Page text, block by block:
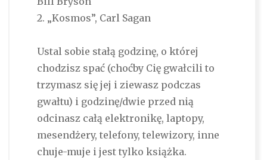
2. „Kosmos”, Carl Sagan
Ustal sobie stałą godzinę, o której
chodzisz spać (choćby Cię gwałcili to
trzymasz się jej i ziewasz podczas
gwałtu) i godzinę/dwie przed nią
odcinasz całą elektronikę, laptopy,
mesendżery, telefony, telewizory, inne
chuje-muje i jest tylko książka.